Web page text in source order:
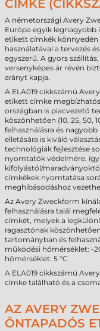
CÍMKE
A németországi Avery
Európa egyik
etikett címkék könnyedén
használatával a tervezés
egyszerű. A gyors
versenyképes ár révén
arányt kapja.
A ELA019 cikkszámú
etikett címke
országban is piacvezető
köszönhetően (10, 25, 50,
felhasználásra és
elletására is kiváló
technológiák fejlesztése
nyomtatók védelmére,
kifolyástól/
címkékek nyomtatása
meghibásodáshoz
Az Avery Zweckform
felhasználásra talál
címkét, melyek a
ragasztónak
tartományban és
működési hőmérséklet: -
hőmérséklet: 5 °C
A ELA019 cikkszámú
címke található és a
AZ AVERY
ÖNTAPADÓS